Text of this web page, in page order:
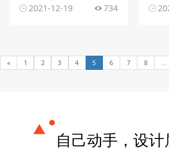
2021-12-19 734
« 1 2 3 4 5 6 7 8
自己动手，设计